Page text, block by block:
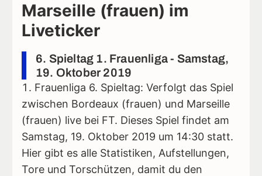
Marseille (frauen) im
Liveticker
6. Spieltag 1. Frauenliga - Samstag,
19. Oktober 2019
Frauenliga 6. Spieltag: Verfolgt das Spiel
zwischen Bordeaux (frauen) und Marseille
(frauen) live bei FT. Dieses Spiel findet am
Samstag, 19. Oktober 2019 um 14:30 statt.
Hier gibt es alle Statistiken, Aufstellungen,
Tore und Torschützen, damit du den